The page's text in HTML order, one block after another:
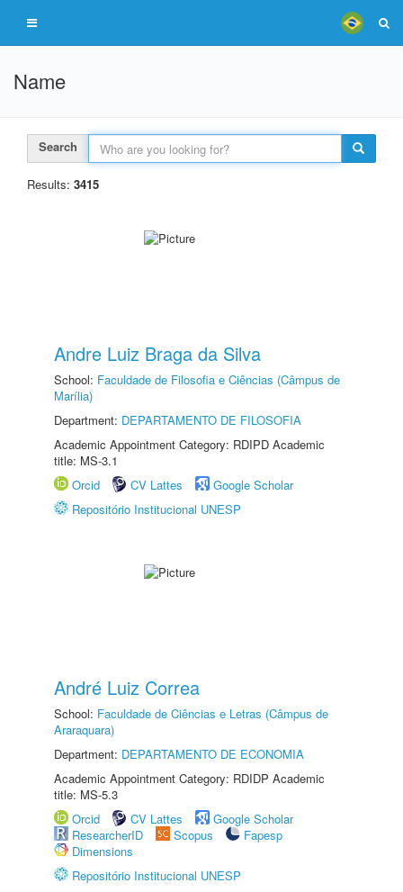
Name
Search
Results: 3415
Andre Luiz Braga da Silva
School: Faculdade de Filosofia e Ciências (Câmpus de
Marília)
Department: DEPARTAMENTO DE FILOSOFIA
Academic Appointment Category: RDIPD Academic
title: MS-3.1
Orcid
CV Lattes
Google Scholar
Repositório Institucional UNESP
André Luiz Correa
School: Faculdade de Ciências e Letras (Câmpus de
Araraquara)
Department: DEPARTAMENTO DE ECONOMIA
Academic Appointment Category: RDIDP Academic
title: MS-5.3
Orcid
CV Lattes
Google Scholar
ResearcherID
Scopus
Fapesp
Dimensions
Repositório Institucional UNESP